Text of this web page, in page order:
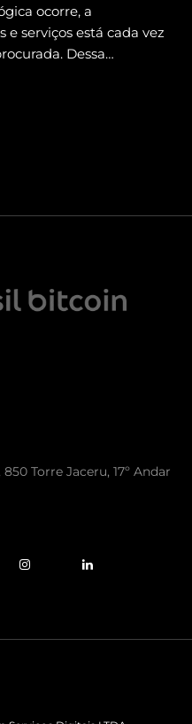
ocorre, a
serviços está cada vez
Dessa…
Torre Jaceru, 17º Andar
InstagramLinkedIn